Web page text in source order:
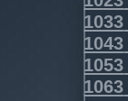
1033
1043
1053
1063